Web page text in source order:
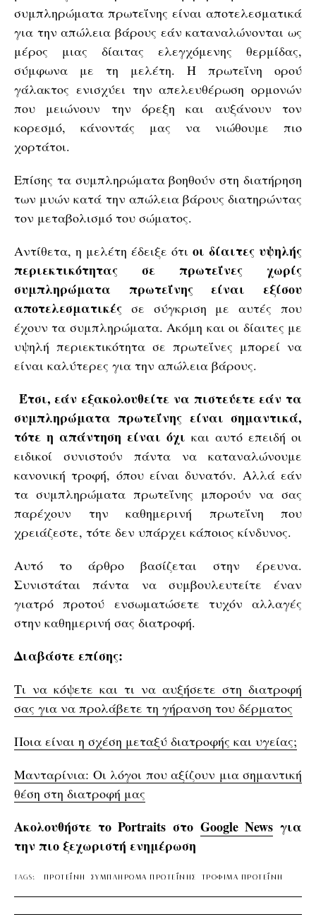
συμπληρώματα πρωτεΐνης είναι αποτελεσματικά
για την απώλεια βάρους εάν καταναλώνονται ως
μέρος μιας δίαιτας ελεγχόμενης θερμίδας,
σύμφωνα με τη μελέτη. Η πρωτεΐνη ορού
γάλακτος ενισχύει την απελευθέρωση ορμονών
που μειώνουν την όρεξη και αυξάνουν τον
κορεσμό, κάνοντάς μας να νιώθουμε πιο
χορτάτοι.
Επίσης τα συμπληρώματα βοηθούν στη διατήρηση
των μυών κατά την απώλεια βάρους διατηρώντας
τον μεταβολισμό του σώματος.
Αντίθετα, η μελέτη έδειξε ότι οι δίαιτες υψηλής
περιεκτικότητας σε πρωτεΐνες χωρίς
συμπληρώματα πρωτεΐνης είναι εξίσου
αποτελεσματικές σε σύγκριση με αυτές που
έχουν τα συμπληρώματα. Ακόμη και οι δίαιτες με
υψηλή περιεκτικότητα σε πρωτεΐνες μπορεί να
είναι καλύτερες για την απώλεια βάρους.
Έτσι, εάν εξακολουθείτε να πιστεύετε εάν τα
συμπληρώματα πρωτεΐνης είναι σημαντικά,
τότε η απάντηση είναι όχι και αυτό επειδή οι
ειδικοί συνιστούν πάντα να καταναλώνουμε
κανονική τροφή, όπου είναι δυνατόν. Αλλά εάν
τα συμπληρώματα πρωτεΐνης μπορούν να σας
παρέχουν την καθημερινή πρωτεΐνη που
χρειάζεστε, τότε δεν υπάρχει κάποιος κίνδυνος.
Αυτό το άρθρο βασίζεται στην έρευνα.
Συνιστάται πάντα να συμβουλευτείτε έναν
γιατρό προτού ενσωματώσετε τυχόν αλλαγές
στην καθημερινή σας διατροφή.
Διαβάστε επίσης:
Τι να κόψετε και τι να αυξήσετε στη διατροφή
σας για να προλάβετε τη γήρανση του δέρματος
Ποια είναι η σχέση μεταξύ διατροφής και υγείας;
Μανταρίνια: Οι λόγοι που αξίζουν μια σημαντική
θέση στη διατροφή μας
Ακολουθήστε το Portraits στο Google Newsγια
την πιο ξεχωριστή ενημέρωση
TAGS: ΠΡΩΤΕΪ́ΝΗ ΣΥΜΠΛΗΡΩΜΑ ΠΡΩΤΕΪ́ΝΗΣ ΤΡΟΦΙΜΑ ΠΡΩΤΕΪ́ΝΗ